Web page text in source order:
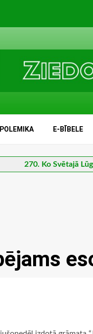
E-BĪBELE
270. Ko Svētajā